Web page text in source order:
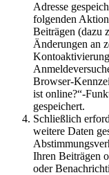
Adresse
folgenden
Beiträgen (dazu
Änderungen an
Browser-
ist online?“-
gespeichert.
Schließlich
weitere Daten
Ihren Beiträgen
oder